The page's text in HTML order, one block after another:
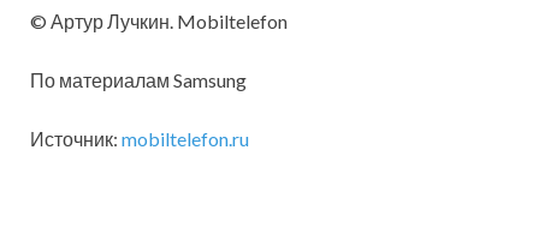
© Артур Лучкин. Mobiltelefon
По материалам Samsung
Источник: mobiltelefon.ru